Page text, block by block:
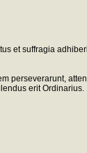
et suffragia
erit Ordinarius. ...